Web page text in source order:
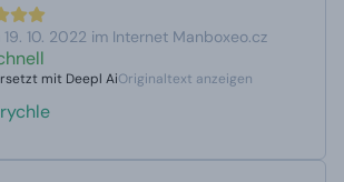
10. 2022 im Internet Manboxeo.cz
mit Deepl AiOriginaltext anzeigen